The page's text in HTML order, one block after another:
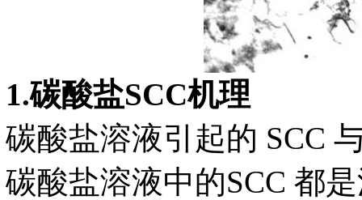
1.碳酸盐SCC机理
碳酸盐溶液引起的 SCC
碳酸盐溶液中的SCC 都